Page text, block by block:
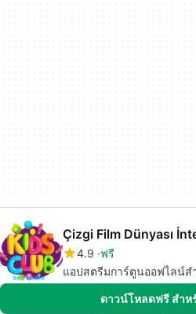
Çizgi Film Dünyası
4.9 ฟรี
แอปสตรีมการ์ตูนออฟไลน์ส
ดาวน์โหลดฟรี สำห